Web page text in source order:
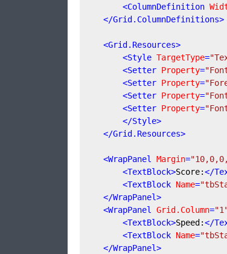
<ColumnDefinition
</Grid.ColumnDefinitions>
<Grid.Resources>
<Style TargetType=
<Setter Property=
<Setter Property=
<Setter Property=
<Setter Property=
</Style>
</Grid.Resources>
<WrapPanel Margin=
<TextBlock>Score:</
<TextBlock Name=
</WrapPanel>
<WrapPanel Grid.Column=
<TextBlock>Speed:</
<TextBlock Name=
</WrapPanel>